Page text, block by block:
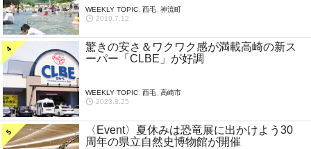
WEEKLY TOPIC, 西毛, 神流町
2019.7.12
驚きの安さ＆ワクワク感が満載高崎の新ス
ーパー「CLBE」が好調
WEEKLY TOPIC, 西毛, 高崎市
2023.8.25
〈Event〉夏休みは恐竜展に出かけよう30
周年の県立自然史博物館が開催